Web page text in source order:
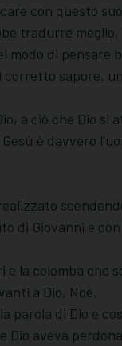
con questo
tradurre
modo di
sapore,
a ciò che Dio si
è davvero
di Giovanni e
e la colomba
a Dio, Noè.
parola di Dio e
Dio aveva